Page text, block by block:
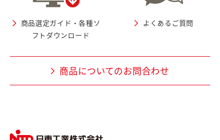
商品選定ガイド・各種ソ
フトダウンロード
よくあるご質問
商品についてのお問合わせ